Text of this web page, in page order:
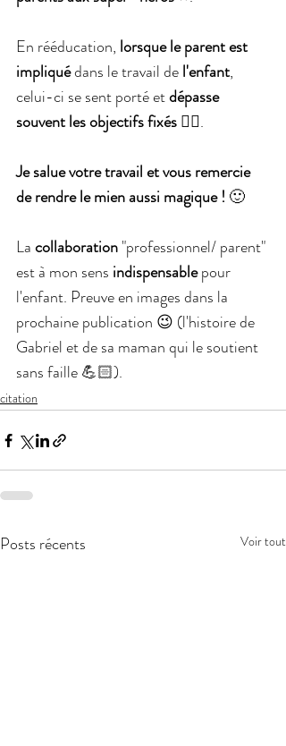
En rééducation, lorsque le parent est
impliqué dans le travail de l'enfant,
celui-ci se sent porté et dépasse
souvent les objectifs fixés 👍🏻.
Je salue votre travail et vous remercie
de rendre le mien aussi magique ! 🙂
La collaboration "professionnel/ parent"
est à mon sens indispensable pour
l'enfant. Preuve en images dans la
prochaine publication 😉 (l'histoire de
Gabriel et de sa maman qui le soutient
sans faille 💪🏻).
citation
Posts récents Voir tout